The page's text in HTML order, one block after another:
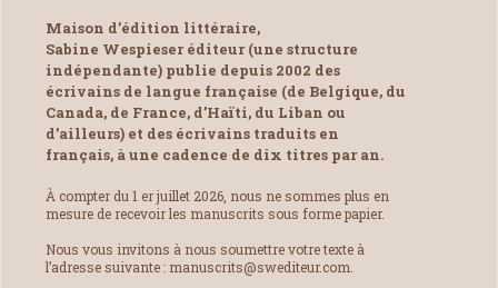
Maison d’édition littéraire,
Sabine Wespieser éditeur (une structure
indépendante) publie depuis 2002 des
écrivains de langue française (de Belgique, du
Canada, de France, d’Haïti, du Liban ou
d’ailleurs) et des écrivains traduits en
français, à une cadence de dix titres par an.
À compter du 1 er juillet 2026, nous ne sommes plus en
mesure de recevoir les manuscrits sous forme papier.
Nous vous invitons à nous soumettre votre texte à
l’adresse suivante : manuscrits@swediteur.com.